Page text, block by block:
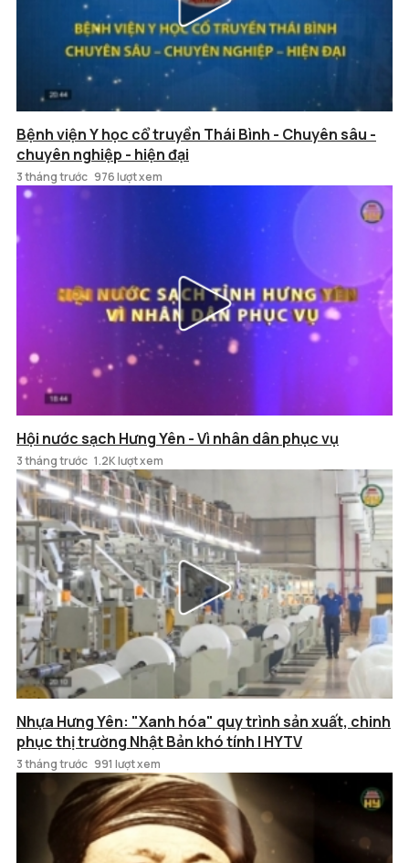
Bệnh viện Y học cổ truyền Thái Bình - Chuyên sâu -
chuyên nghiệp - hiện đại
3 tháng trước 976 lượt xem
Hội nước sạch Hưng Yên - Vì nhân dân phục vụ
3 tháng trước 1.2K lượt xem
Nhựa Hưng Yên: "Xanh hóa" quy trình sản xuất, chinh
phục thị trường Nhật Bản khó tính | HYTV
3 tháng trước 991 lượt xem